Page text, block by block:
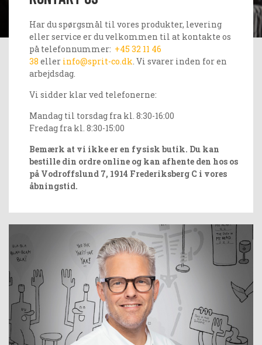
Har du spørgsmål til vores produkter, levering
eller service er du velkommen til at kontakte os
på telefonnummer: +45 32 11 46
38 eller info@sprit-co.dk. Vi svarer inden for en
arbejdsdag.
Vi sidder klar ved telefonerne:
Mandag til torsdag fra kl. 8:30-16:00
Fredag fra kl. 8:30-15:00
Bemærk at vi ikke er en fysisk butik. Du kan
bestille din ordre online og kan afhente den hos os
på Vodroffslund 7, 1914 Frederiksberg C i vores
åbningstid.